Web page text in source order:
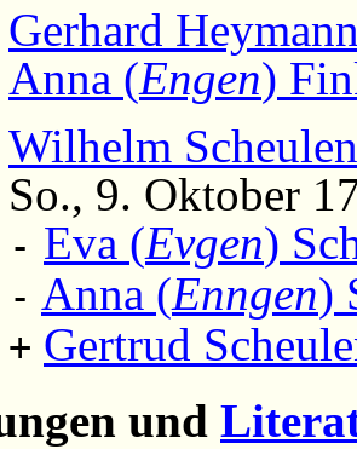
Gerhard
Anna (Engen)
Wilhelm Scheulen
So., 9. Oktober
- Eva (Evgen)
- Anna (Enngen)
+ Gertrud
und